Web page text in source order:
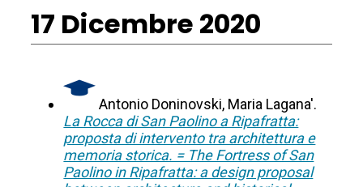
17 Dicembre 2020
Antonio Doninovski, Maria Lagana'.
La Rocca di San Paolino a Ripafratta:
proposta di intervento tra architettura e
memoria storica. = The Fortress of San
Paolino in Ripafratta: a design proposal